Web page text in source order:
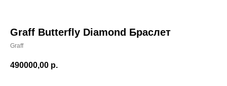
Graff Butterfly Diamond Браслет
Graff
490000,00 р.